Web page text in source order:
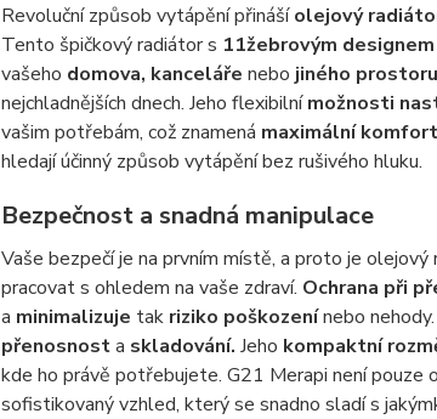
Revoluční způsob vytápění přinášíolejový
Tento špičkový radiátor s 11žebrovým designem
vašeho domova, kanceláře nebo jiného
nejchladnějších dnech. Jeho flexibilnímožnosti
vašim potřebám, což znamená maximální komfort
hledají účinný způsob vytápění bez rušivého hluku.
Bezpečnost a snadná manipulace
Vaše bezpečí je na prvním místě, a proto je olejový
pracovat s ohledem na vaše zdraví. Ochrana při
a minimalizuje tak riziko poškozenínebo
přenosnosta skladování. Jeho kompaktní
kde ho právě potřebujete. G21 Merapi není pouze
sofistikovaný vzhled, který se snadno sladí s